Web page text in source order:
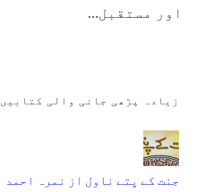
اور مستقبل…
زیادہ پڑھی جانی والی کتابیں
جنت کے پتے ناول از نمرہ احمد